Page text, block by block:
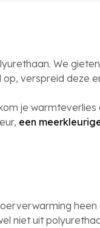
We
verspreid deze
je
een
niet uit